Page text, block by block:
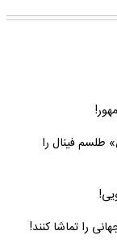
نارنجی» طلسم فینال را
را تماشا کنند!